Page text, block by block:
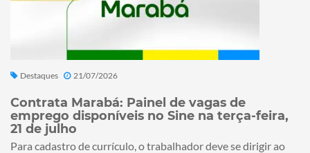
Destaques 21/07/2026
Contrata Marabá: Painel de vagas de
emprego disponíveis no Sine na terça-feira,
21 de julho
Para cadastro de currículo, o trabalhador deve se dirigir ao